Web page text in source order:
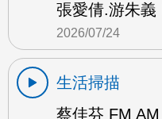
張愛倩.游朱義
2026/07/24
生活掃描
蔡佳芬 FM AM